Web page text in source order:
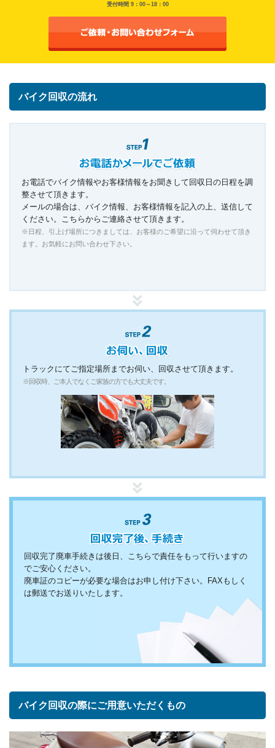
受付時間 9：00～18：00
バイク回収の流れ
お電話でバイク情報やお客様情報をお聞きして回収日の日程を調
整させて頂きます。
メールの場合は、バイク情報、お客様情報を記入の上、送信して
ください。こちらからご連絡させて頂きます。
※日程、引上げ場所につきましては、お客様のご希望に沿って伺わせて頂き
ます。お気軽にお問い合わせ下さい。
トラックにてご指定場所までお伺い、回収させて頂きます。
※回収時、ご本人でなくご家族の方でも大丈夫です。
回収完了廃車手続きは後日、こちらで責任をもって行いますの
でご安心ください。
廃車証のコピーが必要な場合はお申し付け下さい。FAXもしく
は郵送でお送りいたします。
バイク回収の際にご用意いただくもの